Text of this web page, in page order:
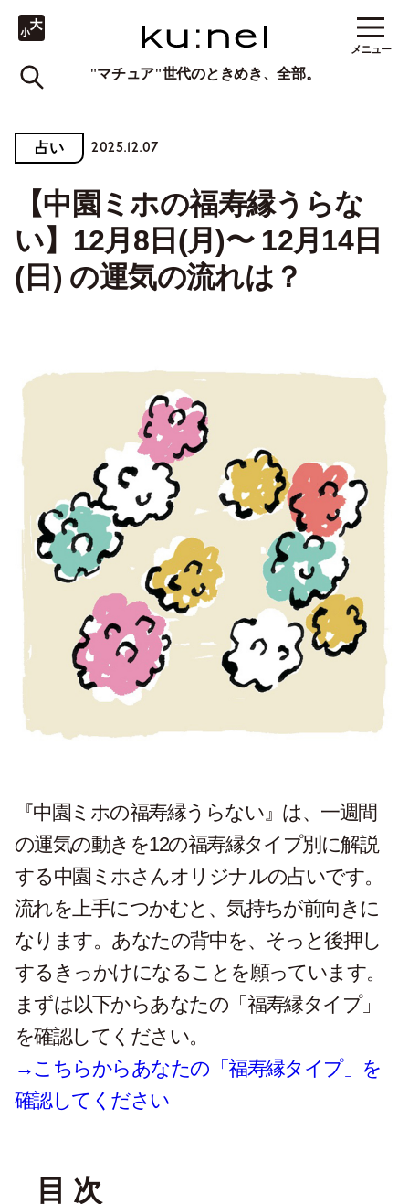
"マチュア"世代のときめき、全部。
メニュー
占い 2025.12.07
【中園ミホの福寿縁うらな
い】12月8日(月)〜 12月14日
(日) の運気の流れは？
『中園ミホの福寿縁うらない』は、一週間
の運気の動きを12の福寿縁タイプ別に解説
する中園ミホさんオリジナルの占いです。
流れを上手につかむと、気持ちが前向きに
なります。あなたの背中を、そっと後押し
するきっかけになることを願っています。
まずは以下からあなたの「福寿縁タイプ」
を確認してください。
→こちらからあなたの「福寿縁タイプ」を
確認してください
目 次